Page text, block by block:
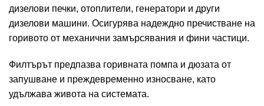
дизелови печки, отоплители, генератори и други
дизелови машини. Осигурява надеждно пречистване на
горивото от механични замърсявания и фини частици.
Филтърът предпазва горивната помпа и дюзата от
запушване и преждевременно износване, като
удължава живота на системата.